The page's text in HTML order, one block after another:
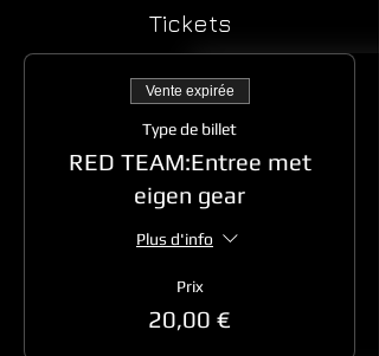
Tickets
Vente expirée
Type de billet
RED TEAM:Entree met
eigen gear
Plus d'info
Prix
20,00 €